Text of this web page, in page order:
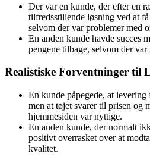
Der var en kunde, der efter en
tilfredsstillende løsning ved at
selvom der var problemer med
En anden kunde havde succes
pengene tilbage, selvom der
Realistiske Forventninger til
En kunde påpegede, at
men at tøjet svarer til prisen og
hjemmesiden var nyttige.
En anden kunde, der normalt
positivt overrasket over at
kvalitet.